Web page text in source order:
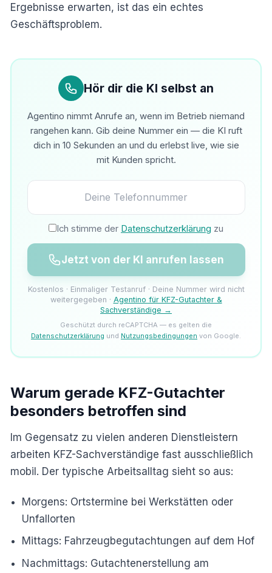
Ergebnisse erwarten, ist das ein echtes
Geschäftsproblem.
Hör dir die KI selbst an
Agentino nimmt Anrufe an, wenn im Betrieb niemand
rangehen kann. Gib deine Nummer ein — die KI ruft
dich in 10 Sekunden an und du erlebst live, wie sie
mit Kunden spricht.
Ich stimme der Datenschutzerklärung zu
Jetzt von der KI anrufen lassen
Kostenlos · Einmaliger Testanruf · Deine Nummer wird nicht
weitergegeben · Agentino für KFZ-Gutachter &
Sachverständige →
Geschützt durch reCAPTCHA — es gelten die
Datenschutzerklärung und Nutzungsbedingungen von Google.
Warum gerade KFZ-Gutachter
besonders betroffen sind
Im Gegensatz zu vielen anderen Dienstleistern
arbeiten KFZ-Sachverständige fast ausschließlich
mobil. Der typische Arbeitsalltag sieht so aus:
Morgens: Ortstermine bei Werkstätten oder
Unfallorten
Mittags: Fahrzeugbegutachtungen auf dem Hof
Nachmittags: Gutachtenerstellung am